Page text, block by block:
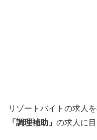
リゾートバイトの求人
「調理補助」 の求人に目